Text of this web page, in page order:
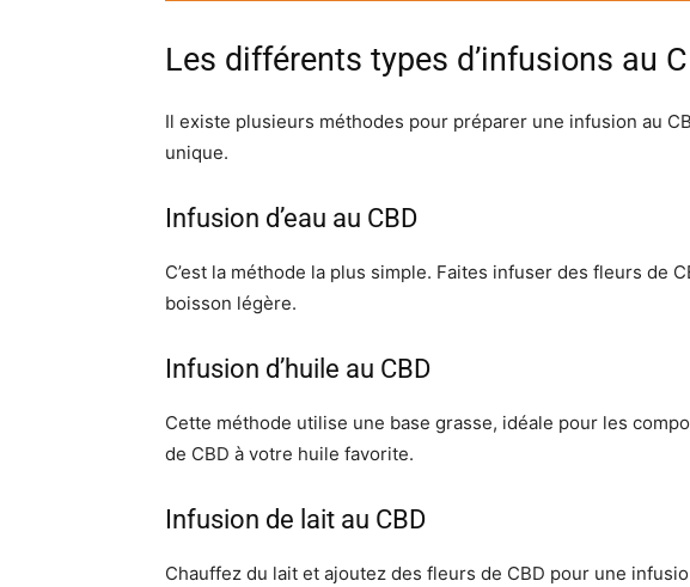
Les différents types d’infusions au
Il existe plusieurs méthodes pour préparer une infusion au
unique.
Infusion d’eau au CBD
C’est la méthode la plus simple. Faites infuser des fleurs de
boisson légère.
Infusion d’huile au CBD
Cette méthode utilise une base grasse, idéale pour les
de CBD à votre huile favorite.
Infusion de lait au CBD
Chauffez du lait et ajoutez des fleurs de CBD pour une